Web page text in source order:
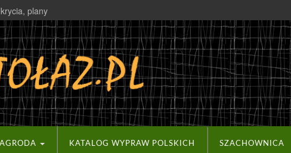
plany
KATALOG WYPRAW POLSKICH SZACHOWNICA